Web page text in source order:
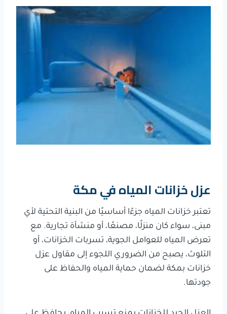
عزل خزانات المياه في مكة
تعتبر خزانات المياه جزءًا أساسيًا من البنية التحتية لأي
مبنى، سواء كان منزلًا، مصنعًا، أو منشأة تجارية. مع
تعرض المياه للعوامل الجوية، تسربات الخزانات، أو
التلوث، يصبح من الضروري اللجوء إلى مقاول عزل
خزانات بمكة لضمان حماية المياه والحفاظ على
جودتها.